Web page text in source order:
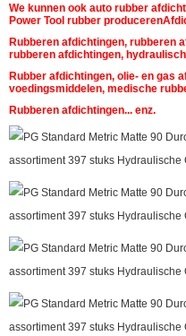
Laat een
We bellen
We kunnen ook auto rubber
Power Tool rubber produceren
Rubberen afdichtingen, rubberen
rubberen afdichtingen,
Rubber afdichtingen, olie- en gas
voedingsmiddelen, medische
Rubberen afdichtingen... enz.